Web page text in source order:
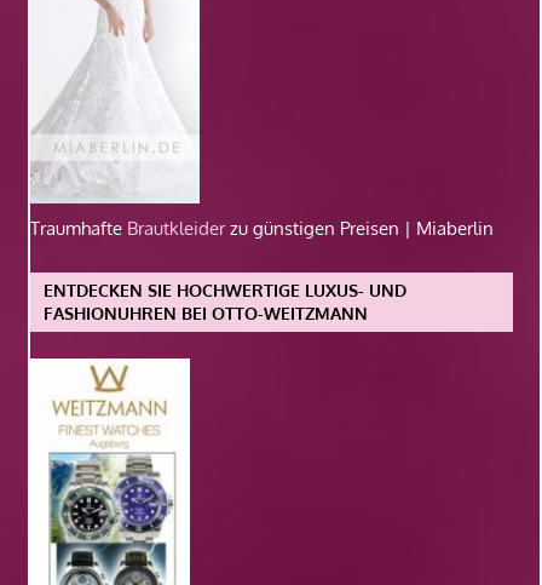
Traumhafte Brautkleiderzu günstigen Preisen | Miaberlin
ENTDECKEN SIE HOCHWERTIGE LUXUS- UND
FASHIONUHREN BEI OTTO-WEITZMANN